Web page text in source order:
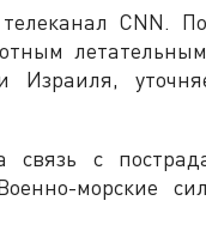
CNN.
связь с
морские